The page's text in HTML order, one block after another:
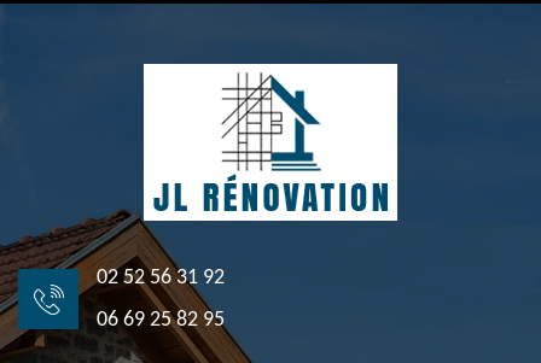
02 52 56 31 92
06 69 25 82 95